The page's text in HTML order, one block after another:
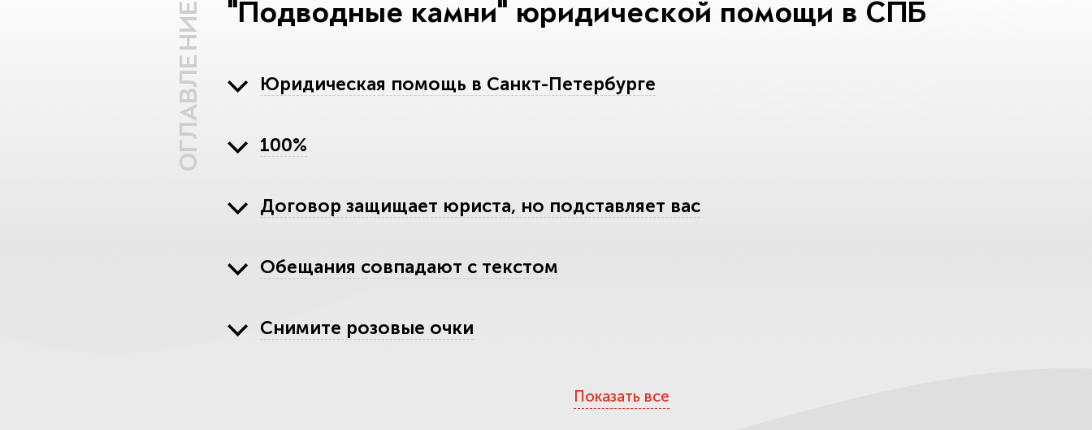
ОГЛАВЛЕНИЕ "Подводные камни" юридической помощи в СПБ
Юридическая помощь в Санкт-Петербурге
100%
Договор защищает юриста, но подставляет вас
Обещания совпадают с текстом
Снимите розовые очки
Показать все